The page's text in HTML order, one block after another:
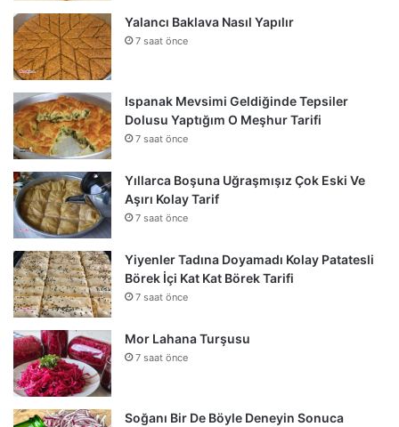
Yalancı Baklava Nasıl Yapılır
7 saat önce
Ispanak Mevsimi Geldiğinde Tepsiler
Dolusu Yaptığım O Meşhur Tarifi
7 saat önce
Yıllarca Boşuna Uğraşmışız Çok Eski Ve
Aşırı Kolay Tarif
7 saat önce
Yiyenler Tadına Doyamadı Kolay Patatesli
Börek İçi Kat Kat Börek Tarifi
7 saat önce
Mor Lahana Turşusu
7 saat önce
Soğanı Bir De Böyle Deneyin Sonuca